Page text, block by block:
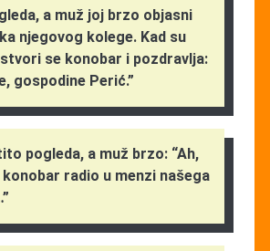
a muž joj brzo objasni
njegovog kolege. Kad su
se konobar i pozdravlja:
gospodine Perić.”
pogleda, a muž brzo: “Ah,
radio u menzi našega